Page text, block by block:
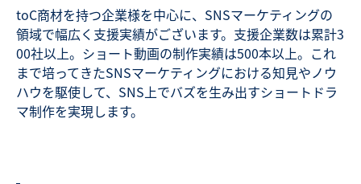
toC商材を持つ企業様を中心に、SNSマーケティングの
領域で幅広く支援実績がございます。支援企業数は累計3
00社以上。ショート動画の制作実績は500本以上。これ
まで培ってきたSNSマーケティングにおける知見やノウ
ハウを駆使して、SNS上でバズを生み出すショートドラ
マ制作を実現します。